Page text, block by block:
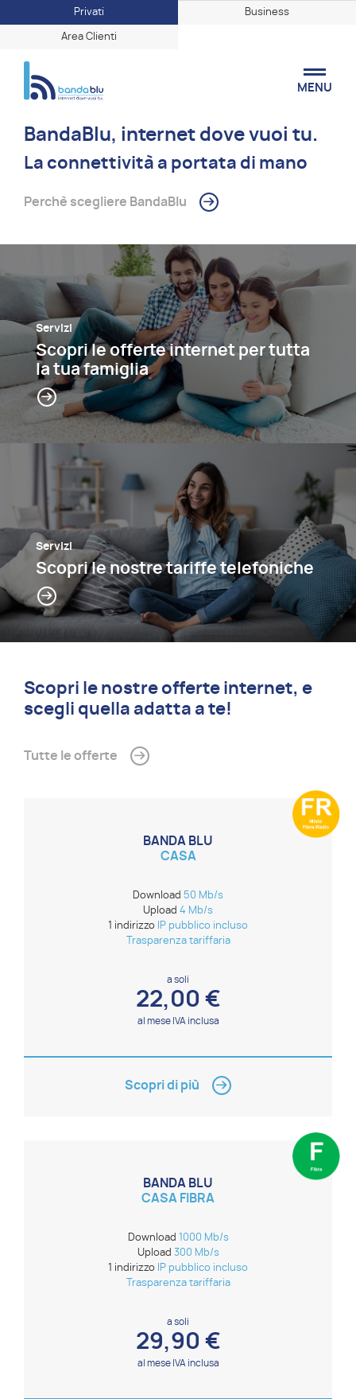
Privati Business
Area Clienti
MENU
BandaBlu, internet dove vuoi tu.
La connettività a portata di mano
Perchè scegliere BandaBlu
Servizi
Scopri le offerte internet per tutta
la tua famiglia
Servizi
Scopri le nostre tariffe telefoniche
Scopri le nostre offerte internet, e
scegli quella adatta a te!
Tutte le offerte
BANDA BLU
CASA
Download 50 Mb/s
Upload 4 Mb/s
1 indirizzo IP pubblico incluso
Trasparenza tariffaria
a soli
22,00 €
al mese IVA inclusa
Scopri di più
BANDA BLU
CASA FIBRA
Download
1000 Mb/s
Upload 300 Mb/s
1 indirizzo IP pubblico incluso
Trasparenza tariffaria
a soli
29,90 €
al mese IVA inclusa